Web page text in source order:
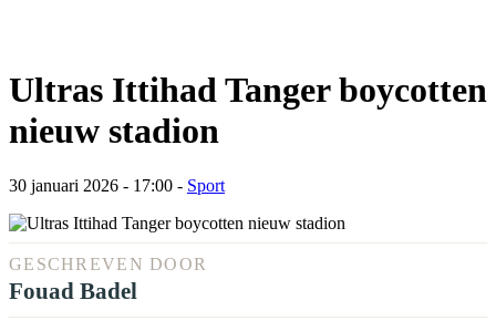
Ultras Ittihad Tanger boycotten
nieuw stadion
30 januari 2026 - 17:00 - Sport
GESCHREVEN DOOR
Fouad Badel